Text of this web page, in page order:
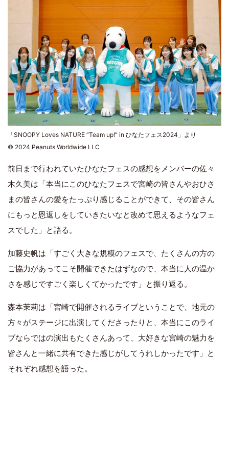
「SNOOPY Loves NATURE “Team up!” in ひなたフェス2024」より
© 2024 Peanuts Worldwide LLC
前日まで行われていたひなたフェスの感想をメンバーの佐々
木久美は「本当にこのひなたフェスで宮崎の皆さんやおひさ
まの皆さんの愛をたっぷり感じることができて、その皆さん
にもっと恩返しをしていきたいなと改めて思えるようなフェ
スでした」と語る。
加藤史帆は「すごく大きな規模のフェスで、たくさんの方の
ご協力があってこそ開催できたはずなので、本当に人の温か
さを感じですごく楽しくてかったです」と振り返る。
森本茉莉は「宮崎で開催されるライブということで、地元の
方々がステージに出演してくださったりと、本当にこのライ
ブならではの演出もたくさんあって、大好きな宮崎の魅力を
皆さんと一緒に共有できた感じがしてうれしかったです」と
それぞれ感想を語った。